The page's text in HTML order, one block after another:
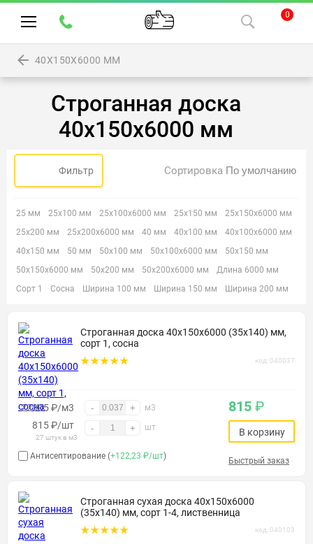
0
40Х150Х6000 ММ
Строганная доска
40х150х6000 мм
Фильтр Сортировка
25 мм 25х100 мм 25х100х6000 мм 25х150 мм
25х150х6000 мм
25х200 мм
25х200х6000 мм 40 мм 40х100 мм
40х100х6000 мм
40х150 мм
50 мм 50х100 мм 50х100х6000 мм
50х150 мм
50х150х6000 мм
50х200 мм 50х200х6000 мм
Длина 6000 мм
Сорт 1
Сосна Ширина 100 мм Ширина 150 мм Ширина 200 мм
Строганная доска 40х150х6000 (35х140) мм,
сорт 1, сосна
код: 040037
22005 ₽/м3 - + м3
815₽/шт
27 штук в м3
- + шт
815 ₽
Антисептирование (+122,23 ₽/шт)
В корзину
Быстрый заказ
Строганная сухая доска 40х150х6000
(35х140) мм, сорт 1-4, лиственница
код: 040103